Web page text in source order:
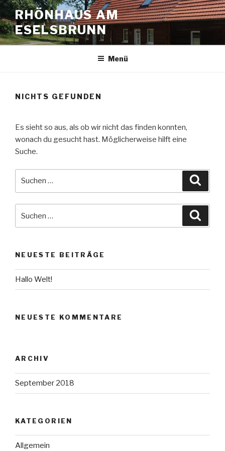
Zum
Inhalt
springen
RHÖNHAUS AM
ESELSBRUNN
Menü
NICHTS GEFUNDEN
Es sieht so aus, als ob wir nicht das finden konnten,
wonach du gesucht hast. Möglicherweise hilft eine
Suche.
nach:
NEUESTE BEITRÄGE
Hallo Welt!
NEUESTE KOMMENTARE
ARCHIV
September 2018
KATEGORIEN
Allgemein